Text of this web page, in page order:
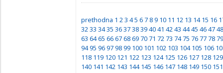
prethodna 1 23 45 6 7 8 9 10 11 12 13 14 15 16
3233 3435 363738394041 4243 4445 464748
63 64 65 66 67 68 69 70 71 72 73 74 75 76 77 78 79
94 95 96 97 98 99 100 101 102 103 104 105 106
118 119 120 121 122 123 124 125 126 127 128 129
140 141 142 143 144 145 146 147 148 149 150 151